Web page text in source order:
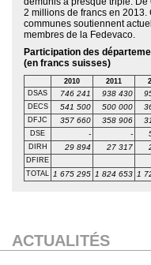
2 millions de francs en
communes soutiennent
membres de la Fedevaco.
Participation des
(en francs suisses)
2010 2011
DSAS
746 241 938 430
DECS 541 500 500 000
DFJC 357 660 358 906
DSE - -
DIRH 29 894 27 317
DFIRE
TOTAL 1 675 295 1 824 653 1
ACTUALITÉS